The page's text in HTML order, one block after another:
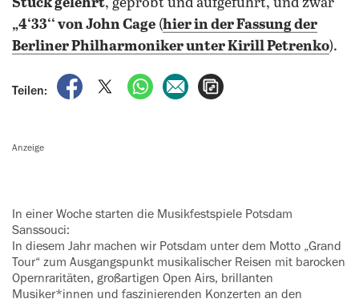
Stück gelehrt, geprobt und aufgeführt, und zwar
„4‘33‘‘ von John Cage (hier in der Fassung der
Berliner Philharmoniker unterKirill Petrenko).
Teilen:
auf Facebook teilen
auf X teilenper WhatsApp teilen
per E-Mail teilen
Anzeige
Sanssouci:
In diesem Jahr machen wir Potsdam unter dem Motto „Grand
Tour“ zum Ausgangspunkt musikalischer Reisen mit barocken
Opernraritäten, ‍großartigen Open Airs, brillanten
Musiker*innen und faszinierenden ‍Konzerten an den